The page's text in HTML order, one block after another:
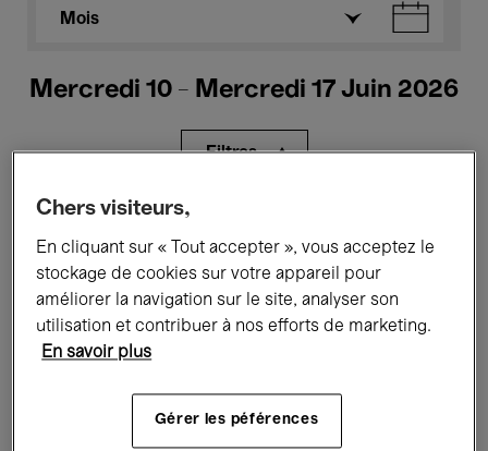
Mois
Mercredi 10 - Mercredi 17 Juin 2026
Filtres
Expositions Films Performances
Rencontres & Débats Jazz
Musique électronique
Chers visiteurs,
En cliquant sur « Tout accepter », vous acceptez le
stockage de cookies sur votre appareil pour
améliorer la navigation sur le site, analyser son
utilisation et contribuer à nos efforts de marketing.
En savoir plus
Gérer les péférences